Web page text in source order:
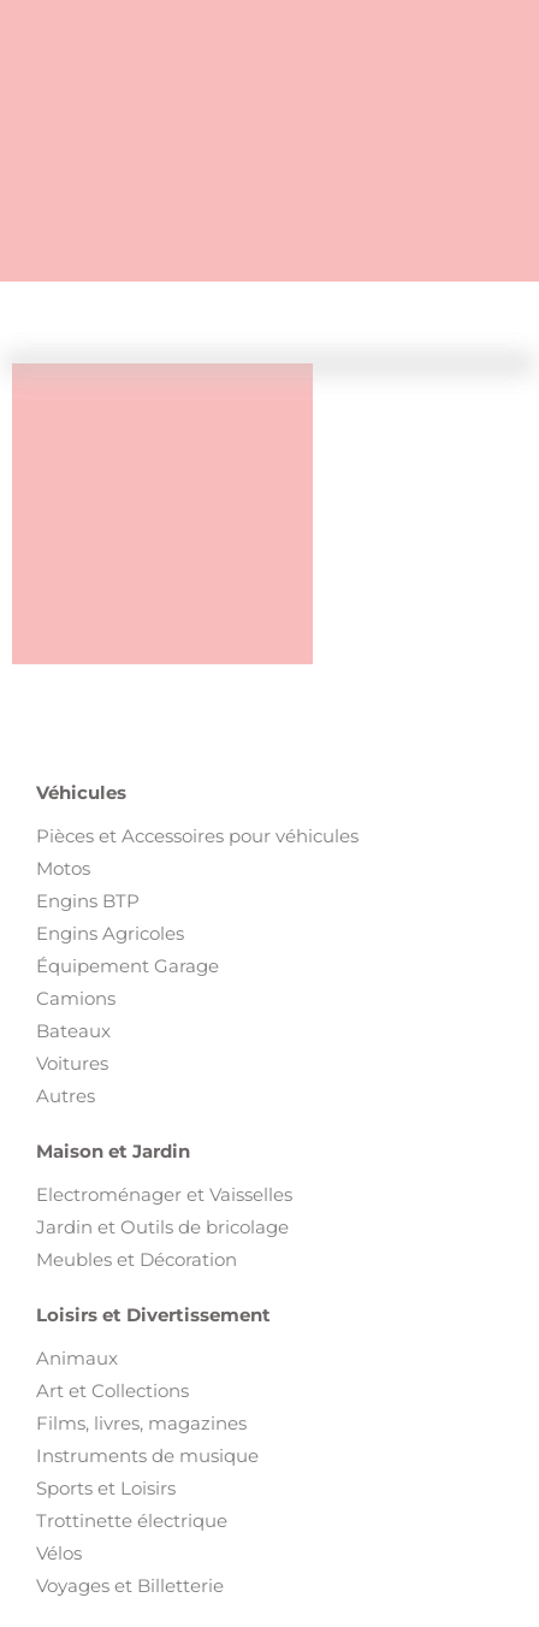
Véhicules
Pièces et Accessoires pour véhicules
Motos
Engins BTP
Engins Agricoles
Équipement Garage
Camions
Bateaux
Voitures
Autres
Maison et Jardin
Electroménager et Vaisselles
Jardin et Outils de bricolage
Meubles et Décoration
Loisirs et Divertissement
Animaux
Art et Collections
Films, livres, magazines
Instruments de musique
Sports et Loisirs
Trottinette électrique
Vélos
Voyages et Billetterie